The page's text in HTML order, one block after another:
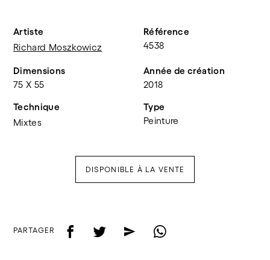
Artiste
Richard Moszkowicz
Référence
4538
Dimensions
75 X 55
Année de création
2018
Technique
Mixtes
Type
Peinture
DISPONIBLE À LA VENTE
PARTAGER f t e w